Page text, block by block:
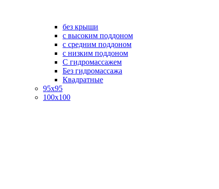
без крыши
с высоким поддоном
с средним поддоном
с низким поддоном
С гидромассажем
Без гидромассажа
Квадратные
95х95
100х100